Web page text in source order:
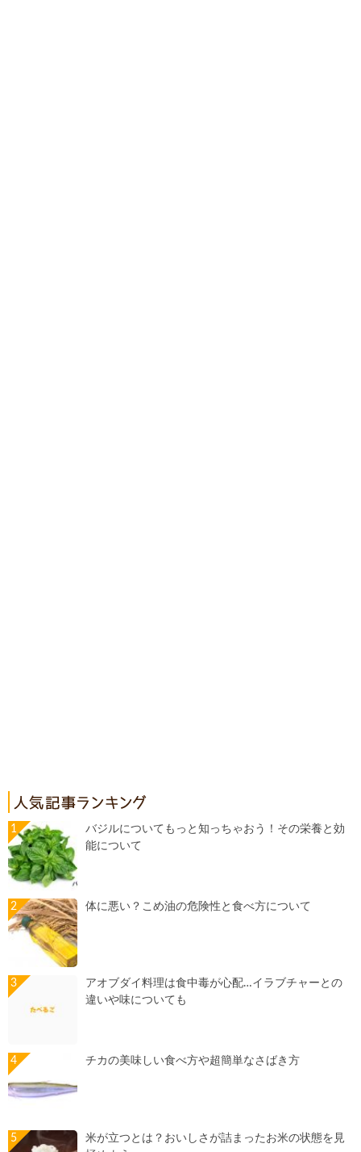
バジルについてもっと知っちゃおう！その栄養と効
能について
体に悪い？こめ油の危険性と食べ方について
アオブダイ料理は食中毒が心配…イラブチャーとの
違いや味についても
チカの美味しい食べ方や超簡単なさばき方
米が立つとは？おいしさが詰まったお米の状態を見